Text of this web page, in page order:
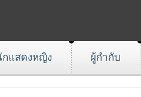
กแสดงหญิง ผู้กำกับ